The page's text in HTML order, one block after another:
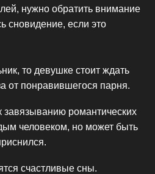
нужно обратить внимание
сновидение, если это
то девушке стоит ждать
от понравившегося парня.
завязыванию романтических
человеком, но может быть
счастливые сны.